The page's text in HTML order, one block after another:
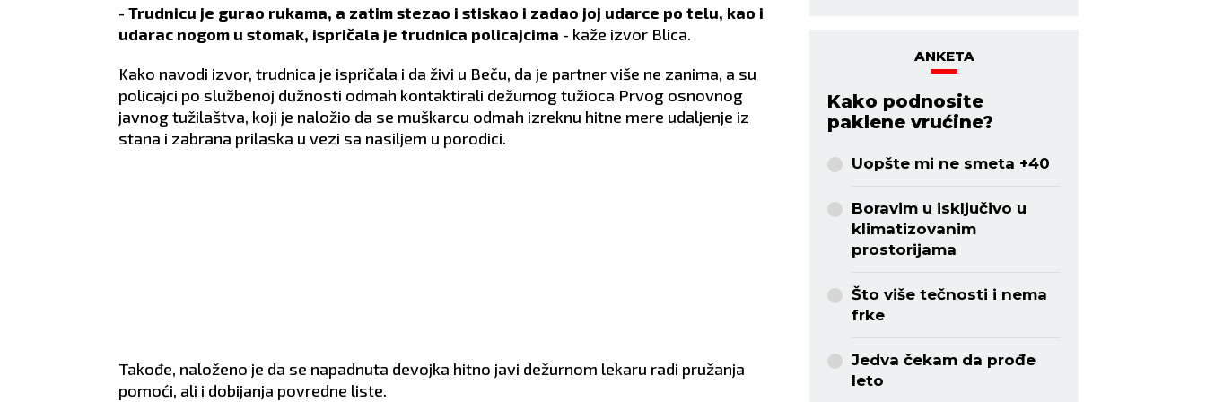
- Trudnicu je gurao rukama, a zatim stezao i stiskao i zadao joj udarce po telu, kao i
udarac nogom u stomak, ispričala je trudnica policajcima - kaže izvor Blica.
Kako navodi izvor, trudnica je ispričala i da živi u Beču, da je partner više ne zanima, a su
policajci po službenoj dužnosti odmah kontaktirali dežurnog tužioca Prvog osnovnog
javnog tužilaštva, koji je naložio da se muškarcu odmah izreknu hitne mere udaljenje iz
stana i zabrana prilaska u vezi sa nasiljem u porodici.
Takođe, naloženo je da se napadnuta devojka hitno javi dežurnom lekaru radi pružanja
pomoći, ali i dobijanja povredne liste.
ANKETA
Kako podnosite
paklene vrućine?
Uopšte mi ne smeta +40
Boravim u isključivo u
klimatizovanim
prostorijama
Što više tečnosti i nema
frke
Jedva čekam da prođe
leto